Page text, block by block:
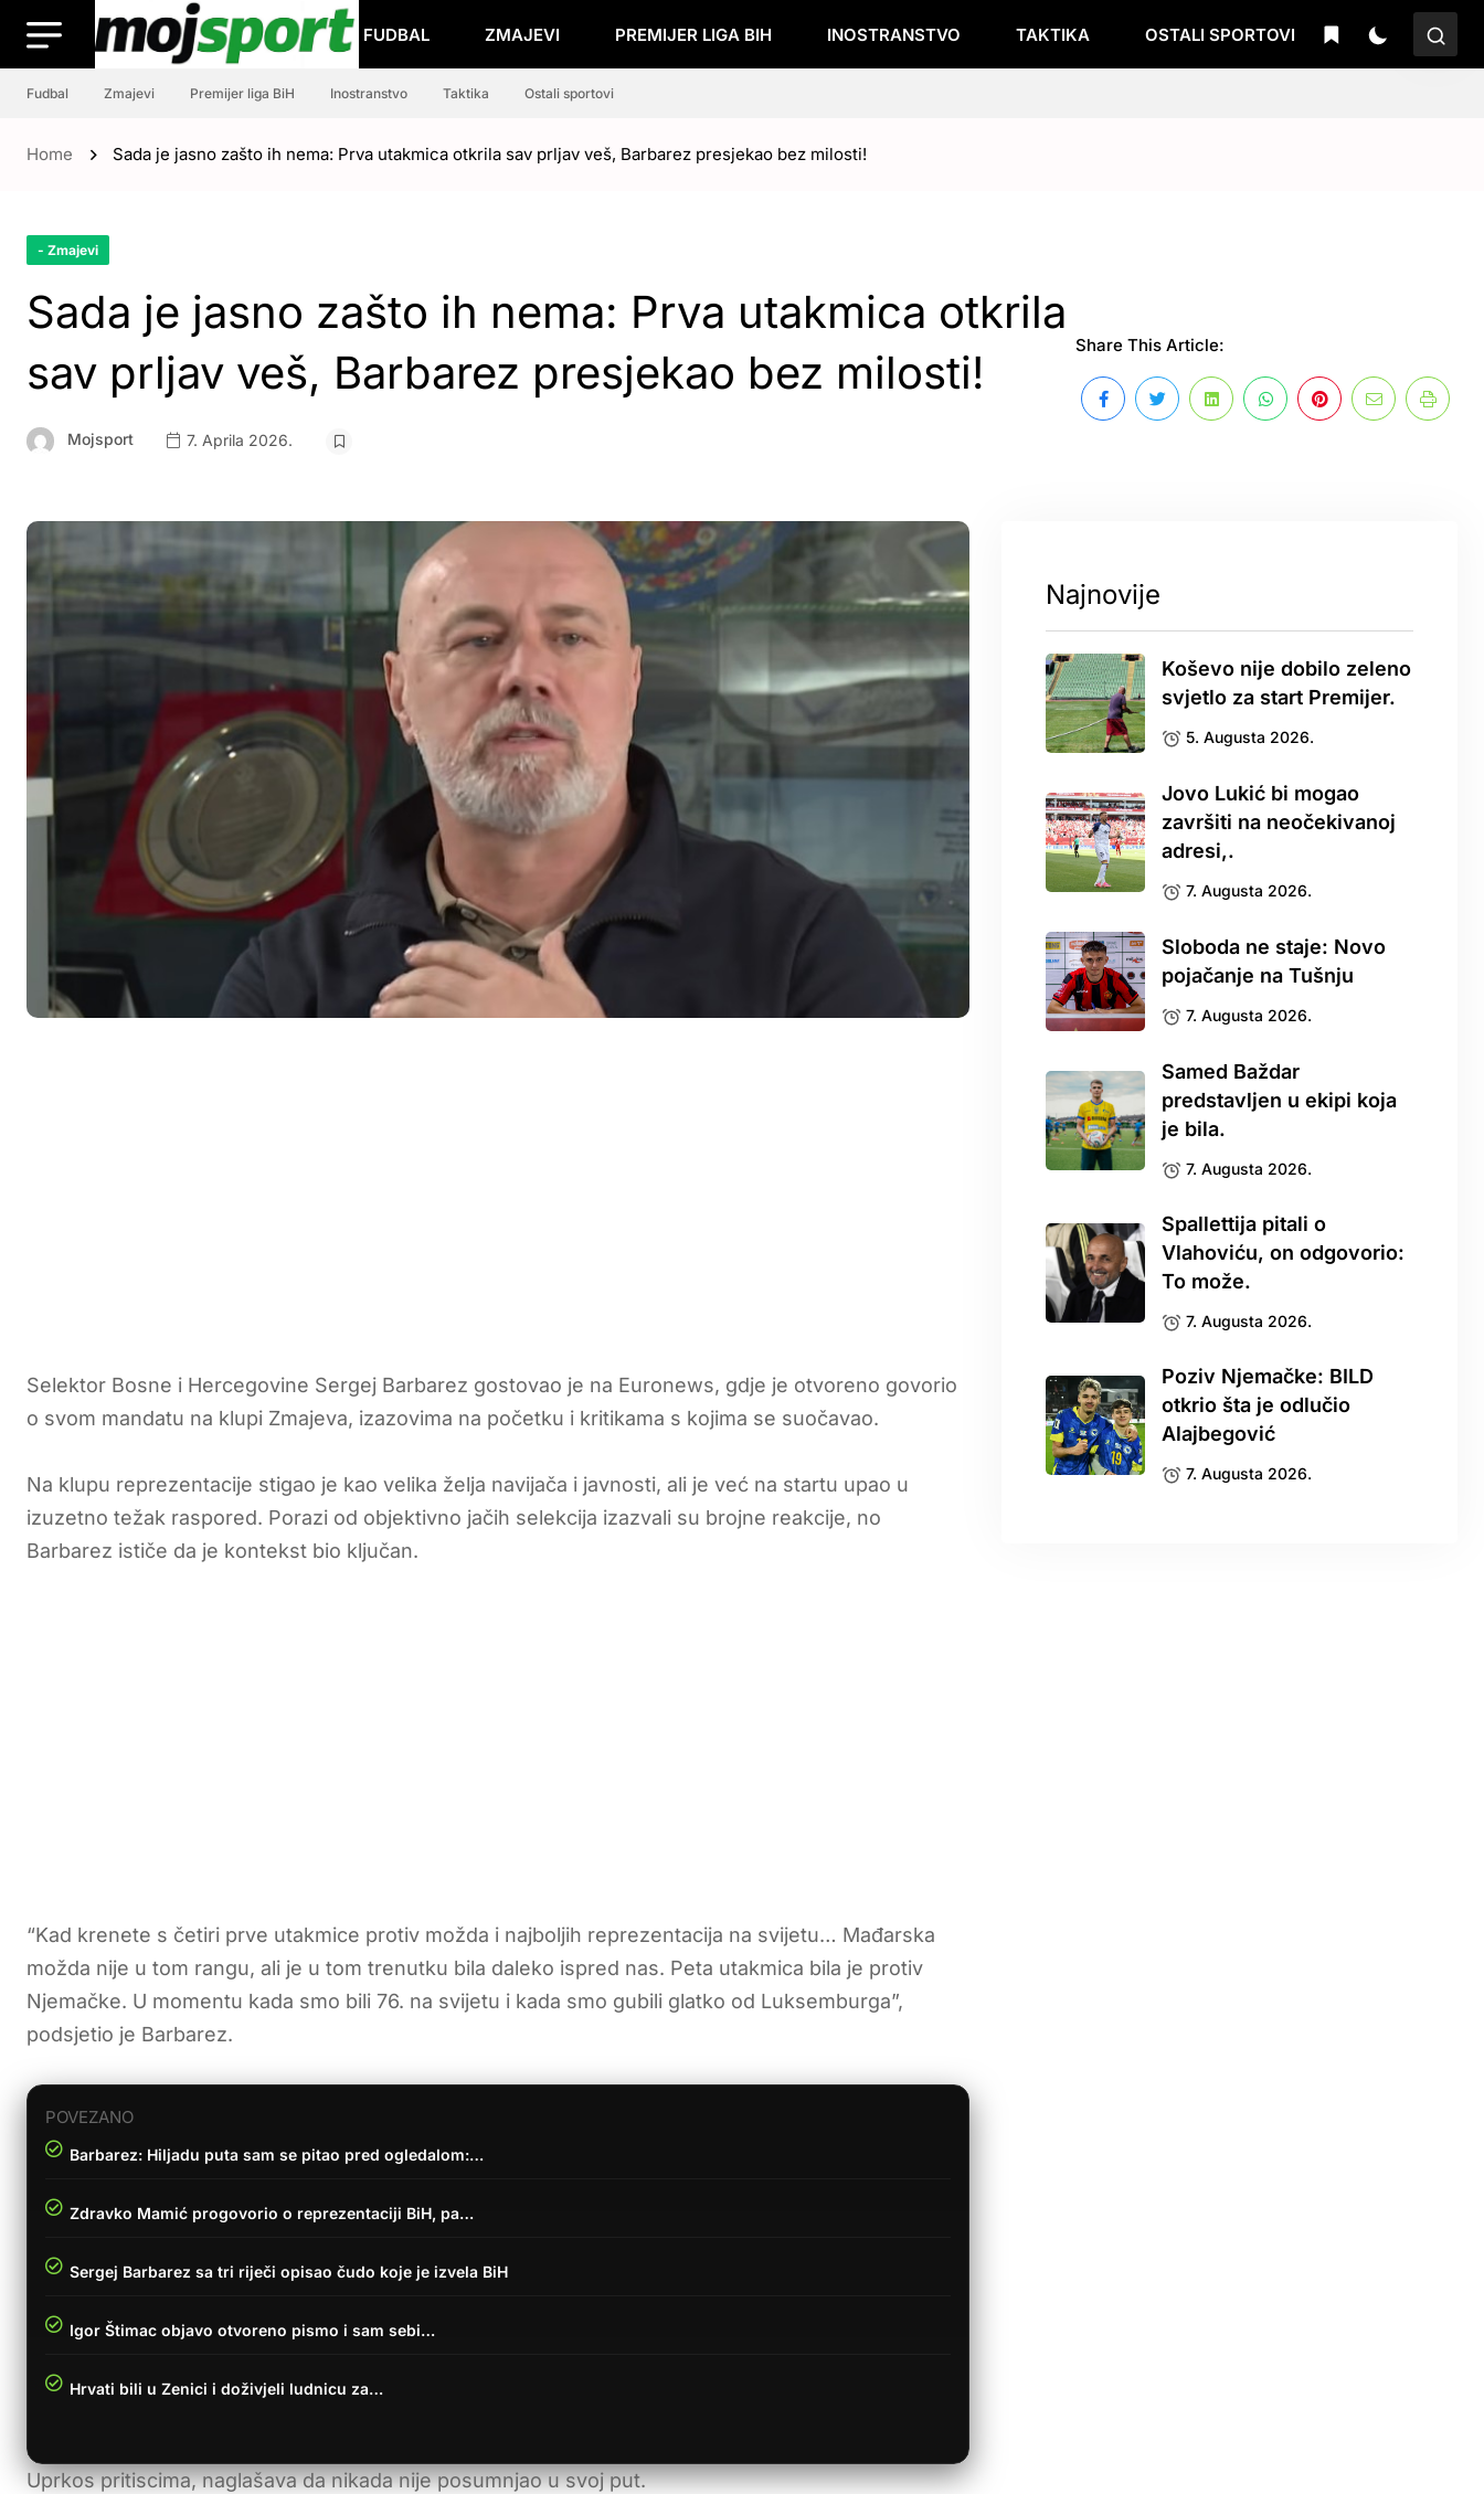
FUDBAL ZMAJEVI PREMIJER LIGA BIH INOSTRANSTVO TAKTIKA OSTALI SPORTOVI
Fudbal Zmajevi Premijer liga BiH Inostranstvo Taktika Ostali sportovi
Home Sada je jasno zašto ih nema: Prva utakmica otkrila sav prljav veš, Barbarez presjekao bez milosti!
- Zmajevi
Sada je jasno zašto ih nema: Prva utakmica otkrila
sav prljav veš, Barbarez presjekao bez milosti!
Mojsport 7. Aprila 2026.
Share This Article:
Selektor Bosne i Hercegovine Sergej Barbarez gostovao je na Euronews, gdje je otvoreno govorio
o svom mandatu na klupi Zmajeva, izazovima na početku i kritikama s kojima se suočavao.
Na klupu reprezentacije stigao je kao velika želja navijača i javnosti, ali je već na startu upao u
izuzetno težak raspored. Porazi od objektivno jačih selekcija izazvali su brojne reakcije, no
Barbarez ističe da je kontekst bio ključan.
“Kad krenete s četiri prve utakmice protiv možda i najboljih reprezentacija na svijetu… Mađarska
možda nije u tom rangu, ali je u tom trenutku bila daleko ispred nas. Peta utakmica bila je protiv
Njemačke. U momentu kada smo bili 76. na svijetu i kada smo gubili glatko od Luksemburga”,
podsjetio je Barbarez.
POVEZANO
Barbarez: Hiljadu puta sam se pitao pred ogledalom:…
Zdravko Mamić progovorio o reprezentaciji BiH, pa…
Sergej Barbarez sa tri riječi opisao čudo koje je izvela BiH
Igor Štimac objavo otvoreno pismo i sam sebi…
Hrvati bili u Zenici i doživjeli ludnicu za…
Uprkos pritiscima, naglašava da nikada nije posumnjao u svoj put.
Najnovije
Koševo nije dobilo zeleno
svjetlo za start Premijer.
5. Augusta 2026.
Jovo Lukić bi mogao
završiti na neočekivanoj
adresi,.
7. Augusta 2026.
Sloboda ne staje: Novo
pojačanje na Tušnju
7. Augusta 2026.
Samed Baždar
predstavljen u ekipi koja
je bila.
7. Augusta 2026.
Spallettija pitali o
Vlahoviću, on odgovorio:
To može.
7. Augusta 2026.
Poziv Njemačke: BILD
otkrio šta je odlučio
Alajbegović
7. Augusta 2026.